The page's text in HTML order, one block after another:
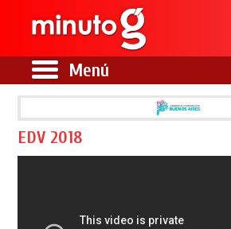
Menú
EDV 2018